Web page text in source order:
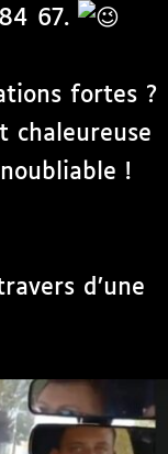
67.
fortes ?
chaleureuse
!
d’une